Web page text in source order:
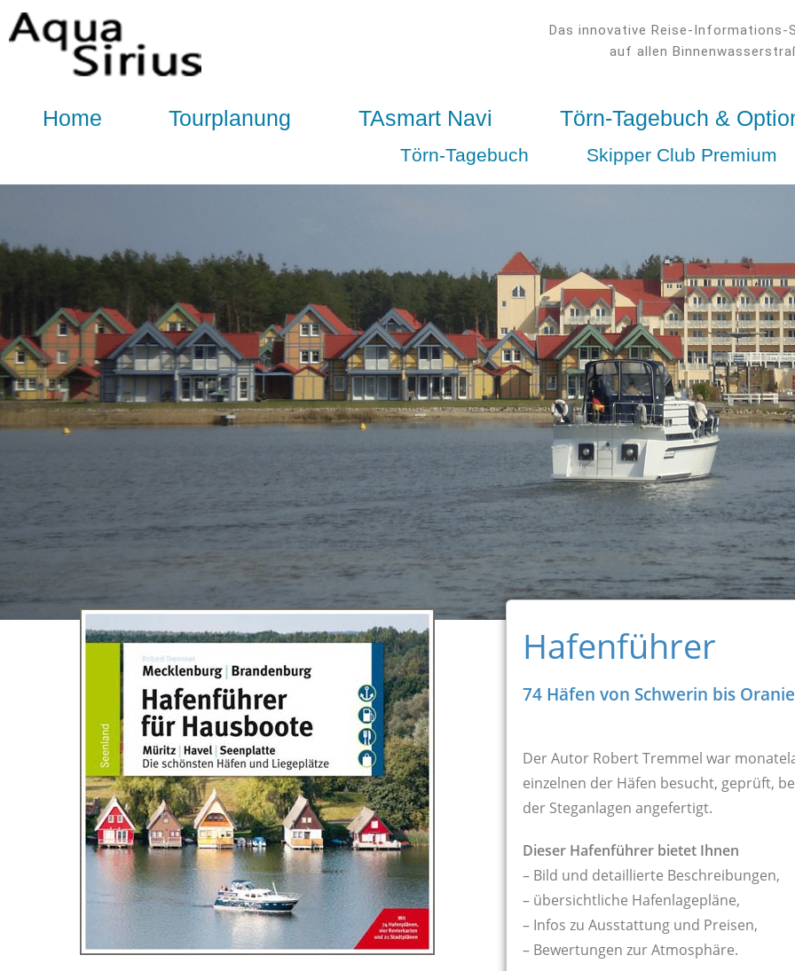
Das innovative Reise-
auf allen
Home Tourplanung TAsmart Navi Törn-Tagebuch &
Törn-Tagebuch Skipper Club Premium
Hafenführer
74 Häfen von Schwerin bis
Der Autor Robert Tremmel war
einzelnen der Häfen besucht, geprüft,
der Steganlagen angefertigt.
Dieser Hafenführer bietet Ihnen
– Bild und detaillierte Beschreibungen,
– übersichtliche Hafenlagepläne,
– Infos zu Ausstattung und Preisen,
– Bewertungen zur Atmosphäre.